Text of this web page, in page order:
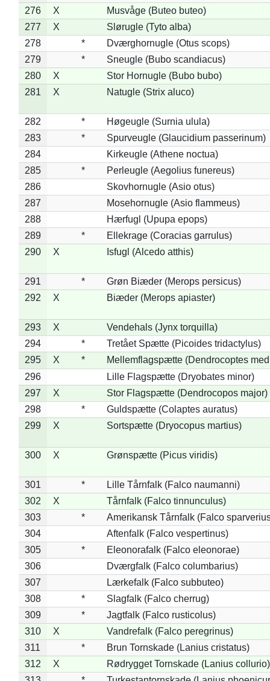
276
X
Musvåge (Buteo buteo)
277
X
Slørugle (Tyto alba)
278
*
Dværghornugle (Otus scops)
279
*
Sneugle (Bubo scandiacus)
280
X
Stor Hornugle (Bubo bubo)
281
X Natugle (Strix aluco)
282 *
Høgeugle (Surnia ulula)
283
*
Spurveugle (Glaucidium passerinum)
284
Kirkeugle (Athene noctua)
285
*
Perleugle (Aegolius funereus)
286
Skovhornugle (Asio otus)
287
Mosehornugle (Asio flammeus)
288
Hærfugl (Upupa epops)
289
*
Ellekrage (Coracias garrulus)
290
X Isfugl (Alcedo atthis)
291 *
Grøn Biæder (Merops persicus)
292
X Biæder (Merops apiaster)
293 X
Vendehals (Jynx torquilla)
294
*
Tretået Spætte (Picoides tridactylus)
295
X *
Mellemflagspætte (Dendrocoptes
296
Lille Flagspætte (Dryobates minor)
297
X
Stor Flagspætte (Dendrocopos major)
298
*
Guldspætte (Colaptes auratus)
299
X Sortspætte (Dryocopus martius)
300 X Grønspætte (Picus viridis)
301 *
Lille Tårnfalk (Falco naumanni)
302
X
Tårnfalk (Falco tinnunculus)
303
*
Amerikansk Tårnfalk (Falco
304
Aftenfalk (Falco vespertinus)
305
*
Eleonorafalk (Falco eleonorae)
306
Dværgfalk (Falco columbarius)
307
Lærkefalk (Falco subbuteo)
308
*
Slagfalk (Falco cherrug)
309
*
Jagtfalk (Falco rusticolus)
310
X
Vandrefalk (Falco peregrinus)
311
*
Brun Tornskade (Lanius cristatus)
312
X
Rødrygget Tornskade (Lanius collurio)